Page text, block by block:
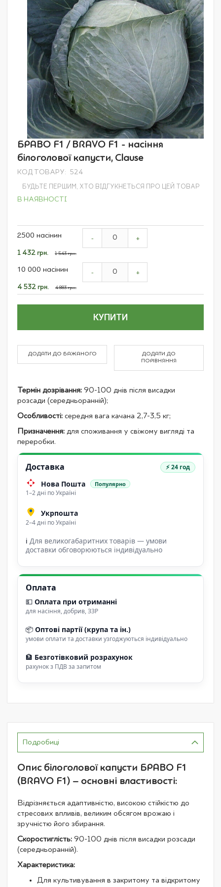
Перейти
початку
галереї
БРАВО F1 / BRAVO F1 - насіння
білоголової капусти, Clause
КОД ТОВАРУ 524
БУДЬТЕ ПЕРШИМ, ХТО ВІДГУКНЕТЬСЯ ПРО ЦЕЙ ТОВАР
В НАЯВНОСТІ
product
2500 насінин
Спеціальна
1 432 грн. 1 543 грн.
- +
10 000 насінин
Спеціальна
ціна
4 532 грн. 4 883 грн.
- +
КУПИТИ
ДОДАТИ ДО БАЖАНОГО
ДОДАТИ ДО
ПОРІВНЯННЯ
Термін дозрівання: 90-100 днів після висадки
розсади (середньоранній);
Особливості: середня вага качана 2,7-3,5 кг;
Призначення: для споживання у свіжому вигляді та
переробки.
Доставка ⚡ 24 год
Нова Пошта Популярно
1–2 дні по Україні
Укрпошта
2–4 дні по Україні
ℹ Для великогабаритних товарів — умови
доставки обговорюються індивідуально
Оплата
💵 Оплата при отриманні
для насіння, добрив, ЗЗР
📦 Оптові партії (крупа та ін.)
умови оплати та доставки узгоджуються індивідуально
🏦 Безготівковий розрахунок
рахунок з ПДВ за запитом
Подробиці
Опис білоголової капусти БРАВО F1
(BRAVO F1) – основні властивості:
Відрізняється адаптивністю, високою стійкістю до
стресових впливів, великим обсягом врожаю і
зручністю його збирання.
Скоростиглість: 90-100 днів після висадки розсади
(середньоранній).
Характеристика:
Для культивування в закритому та відкритому